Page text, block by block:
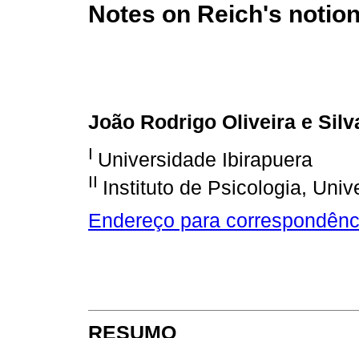
Notes on Reich's
João Rodrigo Oliveira e
I Universidade Ibirapuera
II Instituto de Psicologia,
Endereço para
RESUMO